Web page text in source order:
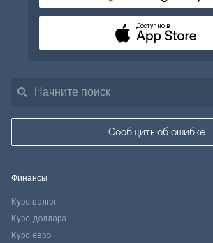
Сообщить об ошибке
Доступно в
Финансы
Курс валют
Курс доллара
Курс евро